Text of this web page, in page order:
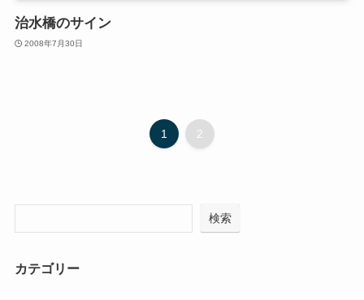
治水橋のサイン
2008年7月30日
1 2
検索
カテゴリー